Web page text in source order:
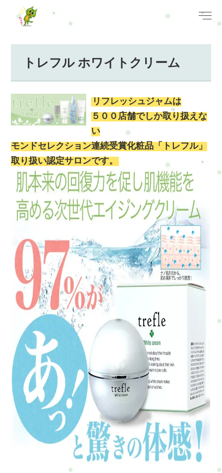
トレフル ホワイトクリーム
リフレッシュジャムは
５００店舗でしか取り扱えな
い
モンドセレクション連続受賞化粧品「トレフル」
取り扱い認定サロンです。